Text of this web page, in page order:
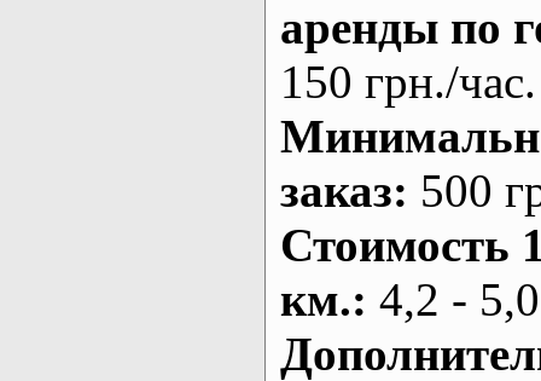
аренды по
150 грн./час.
заказ: 500
Стоимость
км.: 4,2 -